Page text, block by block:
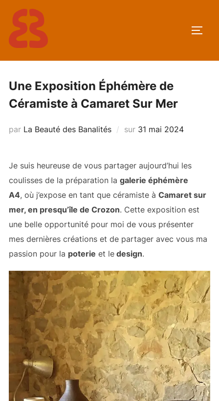
contenu
Une Exposition Éphémère de
Céramiste à Camaret Sur Mer
par La Beauté des Banalités sur Publié
31 mai 2024
Je suis heureuse de vous partager aujourd’hui les
coulisses de la préparation la galerie éphémère
A4, où j’expose en tant que céramiste à Camaret sur
mer, en presqu’île de Crozon. Cette exposition est
une belle opportunité pour moi de vous présenter
mes dernières créations et de partager avec vous ma
passion pour la poterie et ledesign.